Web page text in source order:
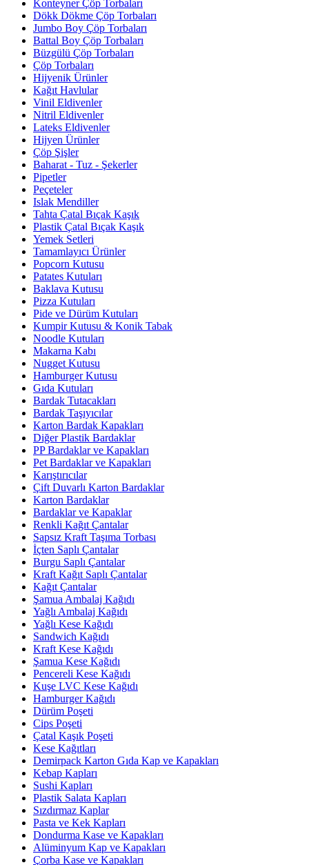
Konteyner Çöp Torbaları
Dökk Dökme Çöp Torbaları
Jumbo Boy Çöp Torbaları
Battal Boy Çöp Torbaları
Büzgülü Çöp Torbaları
Çöp Torbaları
Hijyenik Ürünler
Kağıt Havlular
Vinil Eldivenler
Nitril Eldivenler
Lateks Eldivenler
Hijyen Ürünler
Çöp Şişler
Baharat - Tuz - Şekerler
Pipetler
Peçeteler
Islak Mendiller
Tahta Çatal Bıçak Kaşık
Plastik Çatal Bıçak Kaşık
Yemek Setleri
Tamamlayıcı Ürünler
Popcorn Kutusu
Patates Kutuları
Baklava Kutusu
Pizza Kutuları
Pide ve Dürüm Kutuları
Kumpir Kutusu & Konik Tabak
Noodle Kutuları
Makarna Kabı
Nugget Kutusu
Hamburger Kutusu
Gıda Kutuları
Bardak Tutacakları
Bardak Taşıyıcılar
Karton Bardak Kapakları
Diğer Plastik Bardaklar
PP Bardaklar ve Kapakları
Pet Bardaklar ve Kapakları
Karıştırıcılar
Çift Duvarlı Karton Bardaklar
Karton Bardaklar
Bardaklar ve Kapaklar
Renkli Kağıt Çantalar
Sapsız Kraft Taşıma Torbası
İçten Saplı Çantalar
Burgu Saplı Çantalar
Kraft Kağıt Saplı Çantalar
Kağıt Çantalar
Şamua Ambalaj Kağıdı
Yağlı Ambalaj Kağıdı
Yağlı Kese Kağıdı
Sandwich Kağıdı
Kraft Kese Kağıdı
Şamua Kese Kağıdı
Pencereli Kese Kağıdı
Kuşe LVC Kese Kağıdı
Hamburger Kağıdı
Dürüm Poşeti
Cips Poşeti
Çatal Kaşık Poşeti
Kese Kağıtları
Demirpack Karton Gıda Kap ve Kapakları
Kebap Kapları
Sushi Kapları
Plastik Salata Kapları
Sızdırmaz Kaplar
Pasta ve Kek Kapları
Dondurma Kase ve Kapakları
Alüminyum Kap ve Kapakları
Çorba Kase ve Kapakları